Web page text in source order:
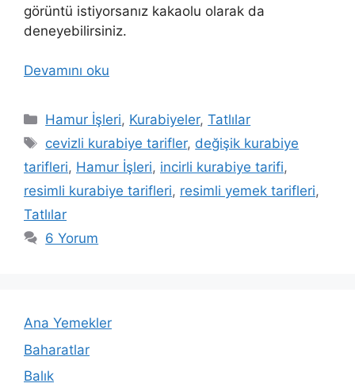
görüntü istiyorsanız kakaolu olarak da
deneyebilirsiniz.
Devamını oku
Kategoriler
Hamur İşleri, Kurabiyeler,Tatlılar
Etiketler
cevizli kurabiye tarifler, değişik kurabiye
tarifleri, Hamur İşleri, incirli kurabiye tarifi,
resimli kurabiye tarifleri, resimli yemek tarifleri,
Tatlılar
6 Yorum
Ana Yemekler
Baharatlar
Balık